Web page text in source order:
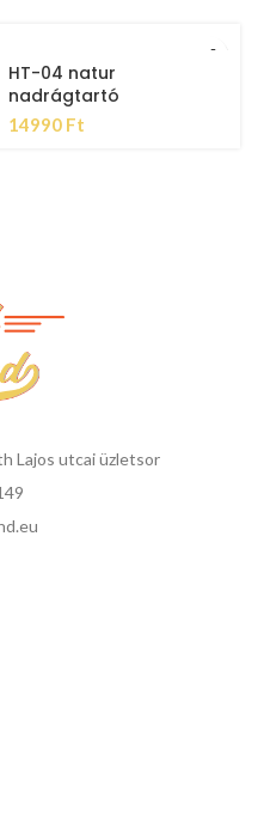
HT-04 natur
nadrágtartó
14990 Ft
Lajos utcai üzletsor